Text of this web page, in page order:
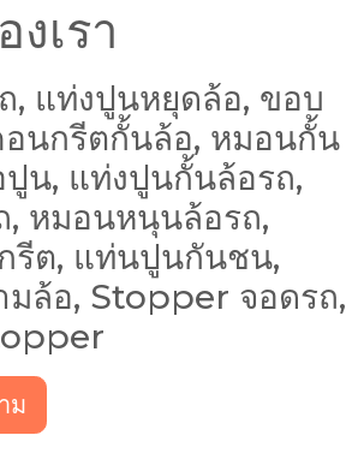
เรา
, แท่งปูนหยุดล้อ, ขอบ
นกรีตกั้นล้อ, หมอนกั้น
น, แท่งปูนกั้นล้อรถ,
หมอนหนุนล้อรถ,
รีต, แท่นปูนกันชน,
ล้อ, Stopper จอดรถ,
ม